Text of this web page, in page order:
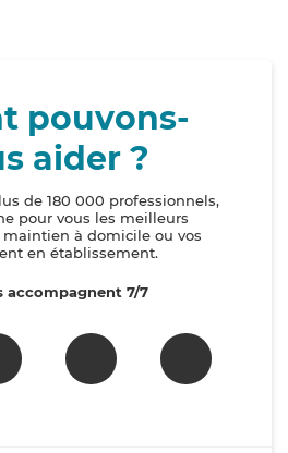
pouvons-
aider ?
de 180 000 professionnels,
pour vous les meilleurs
à domicile ou vos
en établissement.
accompagnent 7/7